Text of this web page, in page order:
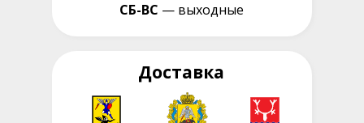
СБ-ВС — выходные
Доставка